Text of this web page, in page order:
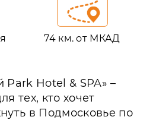
74 км. от МКАД
Hotel & SPA» –
тех, кто хочет
в Подмосковье по